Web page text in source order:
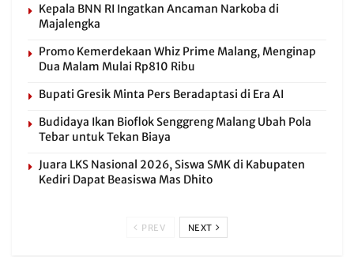
Kepala BNN RI Ingatkan Ancaman Narkoba di
Majalengka
Promo Kemerdekaan Whiz Prime Malang, Menginap
Dua Malam Mulai Rp810 Ribu
Bupati Gresik Minta Pers Beradaptasi di Era AI
Budidaya Ikan Bioflok Senggreng Malang Ubah Pola
Tebar untuk Tekan Biaya
Juara LKS Nasional 2026, Siswa SMK di Kabupaten
Kediri Dapat Beasiswa Mas Dhito
PREV NEXT